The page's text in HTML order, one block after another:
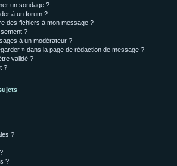
un sondage ?
à un forum ?
des fichiers à mon message ?
?
à un modérateur ?
» dans la page de rédaction de message ?
validé ?
?
?
?